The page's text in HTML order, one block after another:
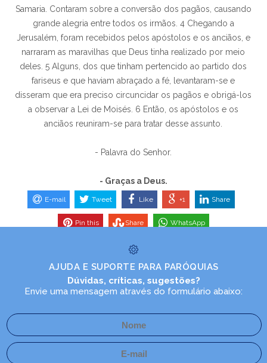
Samaria. Contaram sobre a conversão dos pagãos, causando
grande alegria entre todos os irmãos. 4 Chegando a
Jerusalém, foram recebidos pelos apóstolos e os anciãos, e
narraram as maravilhas que Deus tinha realizado por meio
deles. 5 Alguns, dos que tinham pertencido ao partido dos
fariseus e que haviam abraçado a fé, levantaram-se e
disseram que era preciso circuncidar os pagãos e obrigá-los
a observar a Lei de Moisés. 6 Então, os apóstolos e os
anciãos reuniram-se para tratar desse assunto.
- Palavra do Senhor.
- Graças a Deus.
E-mail Tweet Like +1 Share
Pin this Share WhatsApp
AJUDA E SUPORTE PARA PARÓQUIAS
Dúvidas, críticas, sugestões?
Envie uma mensagem através do formulário abaixo: